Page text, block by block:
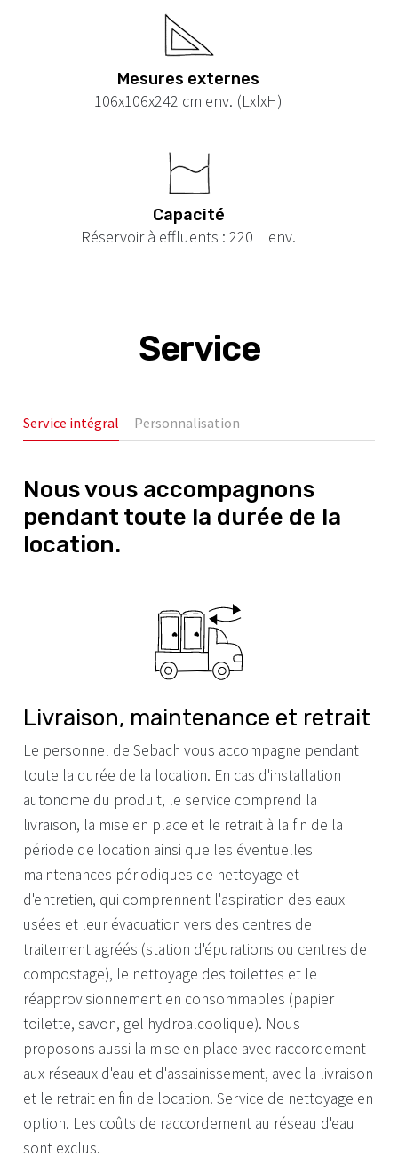
Mesures externes
106x106x242 cm env. (LxlxH)
Capacité
Réservoir à effluents : 220 L env.
Service
Service intégral Personnalisation
Nous vous accompagnons
pendant toute la durée de la
location.
Livraison, maintenance et retrait
Le personnel de Sebach vous accompagne pendant
toute la durée de la location. En cas d'installation
autonome du produit, le service comprend la
livraison, la mise en place et le retrait à la fin de la
période de location ainsi que les éventuelles
maintenances périodiques de nettoyage et
d'entretien, qui comprennent l'aspiration des eaux
usées et leur évacuation vers des centres de
traitement agréés (station d'épurations ou centres de
compostage), le nettoyage des toilettes et le
réapprovisionnement en consommables (papier
toilette, savon, gel hydroalcoolique). Nous
proposons aussi la mise en place avec raccordement
aux réseaux d'eau et d'assainissement, avec la livraison
et le retrait en fin de location. Service de nettoyage en
option. Les coûts de raccordement au réseau d'eau
sont exclus.